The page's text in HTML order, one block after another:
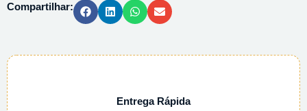
ACS
100G
quantidade
Compartilhar:
Entrega Rápida